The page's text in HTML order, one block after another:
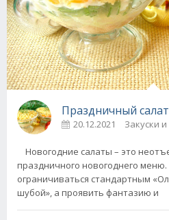
Праздничный
20.12.2021
Новогодние салаты – это
праздничного новогоднего
ограничиваться стандартным
шубой», а проявить фантазию и